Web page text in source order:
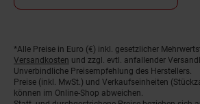
Fußnoten
*Alle Preise in Euro (€) inkl. gesetzlicher
Versandkosten und zzgl. evtl. anfallender
Unverbindliche Preisempfehlung des Herstellers.
Preise (inkl. MwSt.) und Verkaufseinheiten
können im Online-Shop abweichen.